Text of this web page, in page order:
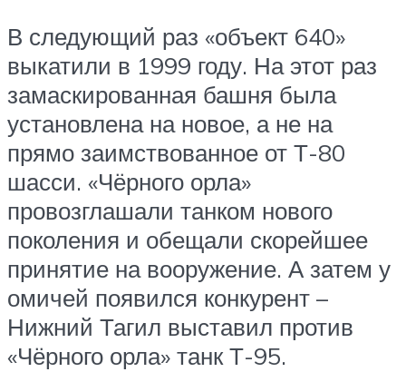
В следующий раз «объект 640»
выкатили в 1999 году. На этот раз
замаскированная башня была
установлена на новое, а не на
прямо заимствованное от Т-80
шасси. «Чёрного орла»
провозглашали танком нового
поколения и обещали скорейшее
принятие на вооружение. А затем у
омичей появился конкурент –
Нижний Тагил выставил против
«Чёрного орла» танк Т-95.